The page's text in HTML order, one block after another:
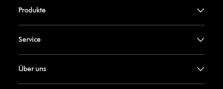
Produkte
Service
Über uns